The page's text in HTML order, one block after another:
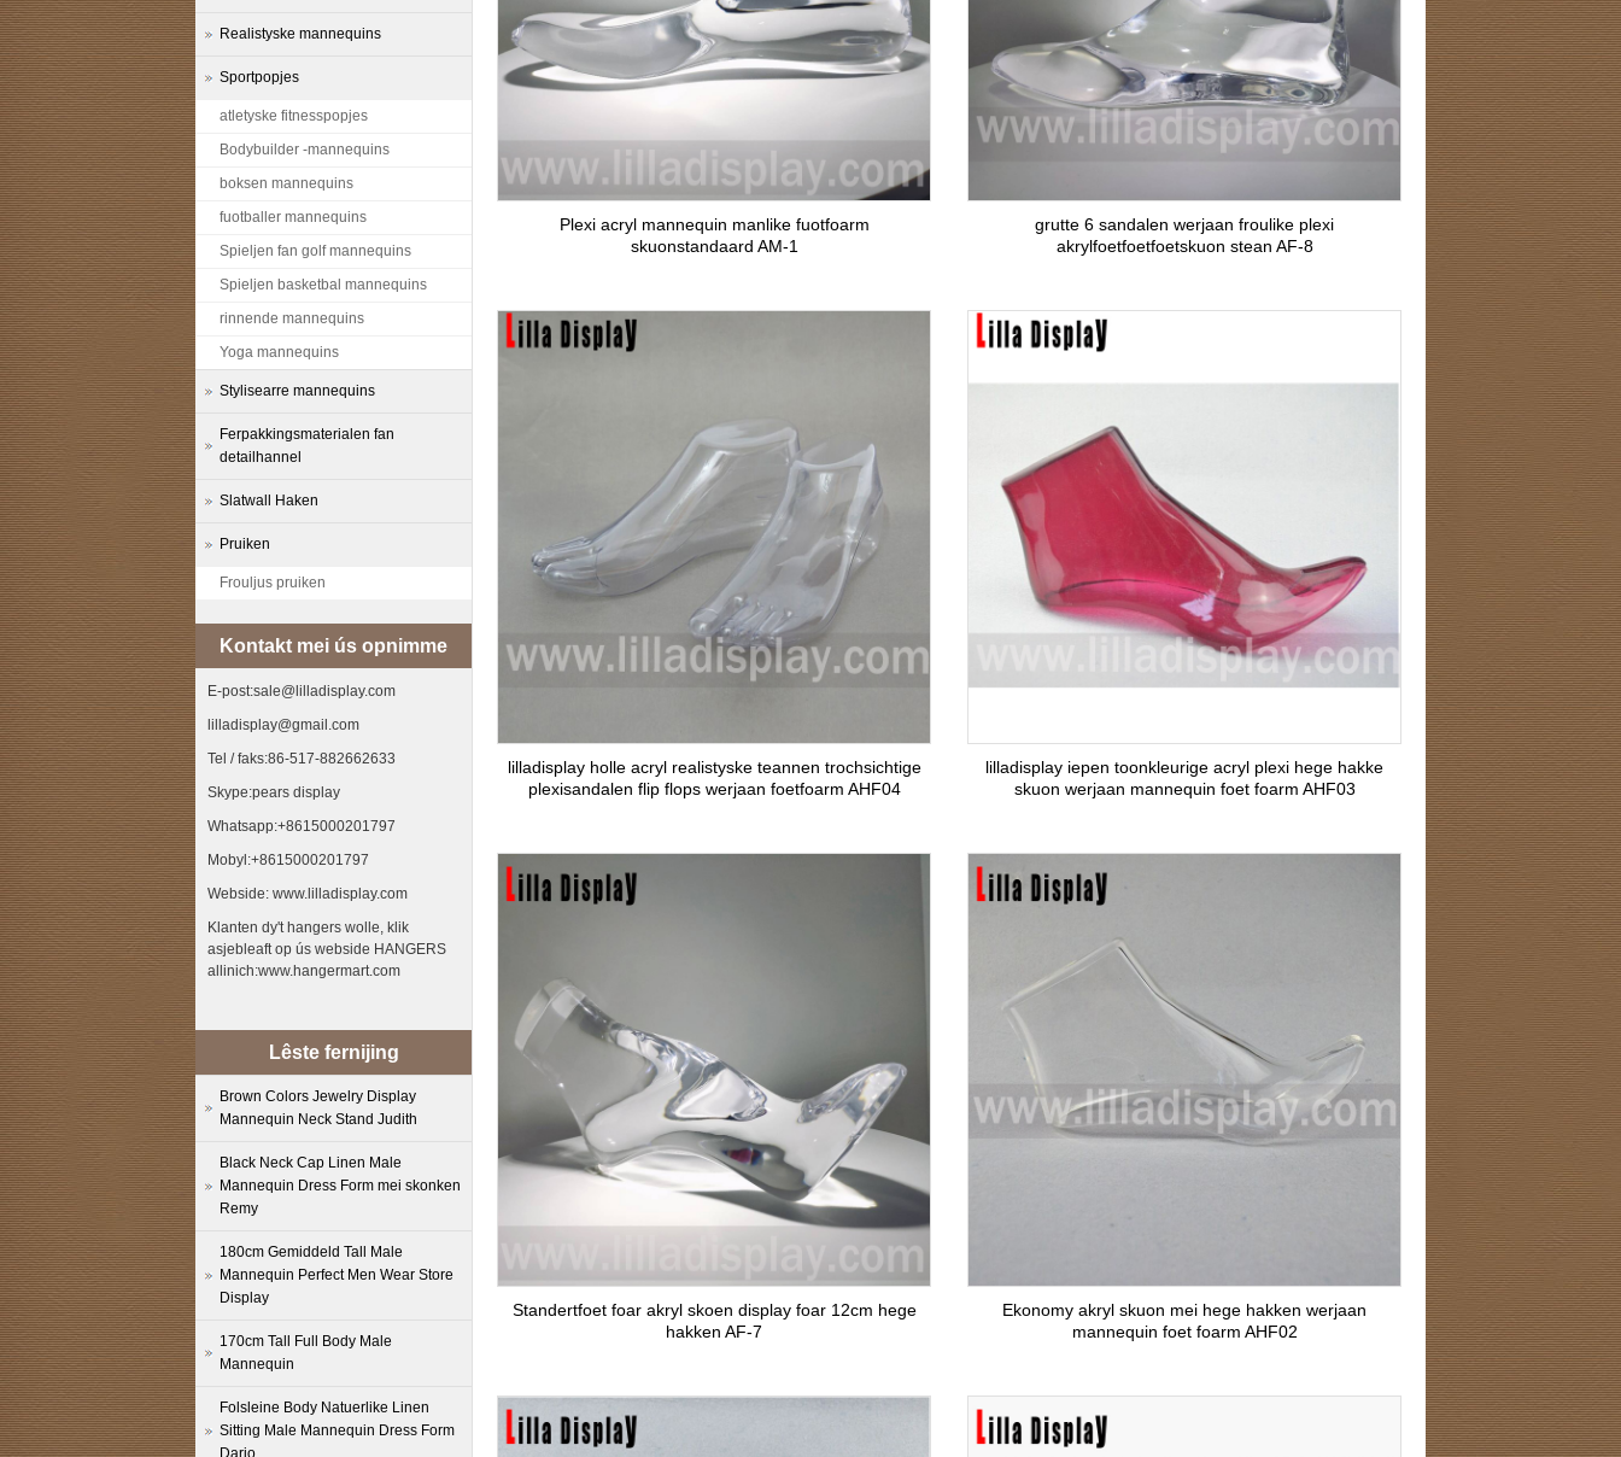
Plexi acryl mannequin manlike fuotfoarm
skuonstandaard AM-1
grutte 6 sandalen werjaan froulike plexi
akrylfoetfoetfoetskuon stean AF-8
lilladisplay holle acryl realistyske teannen trochsichtige
plexisandalen flip flops werjaan foetfoarm AHF04
lilladisplay iepen toonkleurige acryl plexi hege hakke
skuon werjaan mannequin foet foarm AHF03
Standertfoet foar akryl skoen display foar 12cm hege
hakken AF-7
Ekonomy akryl skuon mei hege hakken werjaan
mannequin foet foarm AHF02
Realistyske mannequins
Sportpopjes
atletyske fitnesspopjes
Bodybuilder -mannequins
boksen mannequins
fuotballer mannequins
Spieljen fan golf mannequins
Spieljen basketbal mannequins
rinnende mannequins
Yoga mannequins
Stylisearre mannequins
Ferpakkingsmaterialen fan
detailhannel
Slatwall Haken
Pruiken
Frouljus pruiken
Kontakt mei ús opnimme
E-post:sale@lilladisplay.com
lilladisplay@gmail.com
Tel / faks:86-517-882662633
Skype:pears display
Whatsapp:+8615000201797
Mobyl:+8615000201797
Webside: www.lilladisplay.com
Klanten dy't hangers wolle, klik
asjebleaft op ús webside HANGERS
allinich:www.hangermart.com
Lêste fernijing
Brown Colors Jewelry Display
Mannequin Neck Stand Judith
Black Neck Cap Linen Male
Mannequin Dress Form mei skonken
Remy
180cm Gemiddeld Tall Male
Mannequin Perfect Men Wear Store
Display
170cm Tall Full Body Male
Mannequin
Folsleine Body Natuerlike Linen
Sitting Male Mannequin Dress Form
Dario